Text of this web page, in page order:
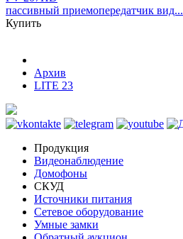
пассивный приемопередатчик вид...
Купить
Архив
LITE 23
Продукция
Видеонаблюдение
Домофоны
СКУД
Источники питания
Сетевое оборудование
Умные замки